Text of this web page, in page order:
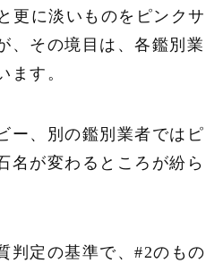
更に淡いものをピンクサ
、その境目は、各鑑別業
ます。
ー、別の鑑別業者ではピ
名が変わるところが紛ら
判定の基準で、#2のもの